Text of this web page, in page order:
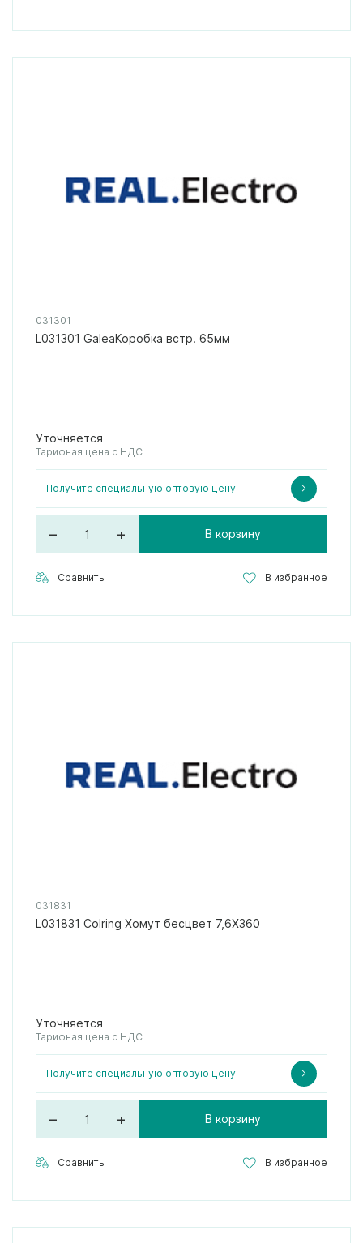
031301
L031301 GaleaКоробка встр. 65мм
Уточняется
Тарифная цена с НДС
Получите специальную оптовую цену
– + В корзину
Сравнить В избранное
031831
L031831 Colring Хомут бесцвет 7,6X360
Уточняется
Тарифная цена с НДС
Получите специальную оптовую цену
– + В корзину
Сравнить В избранное